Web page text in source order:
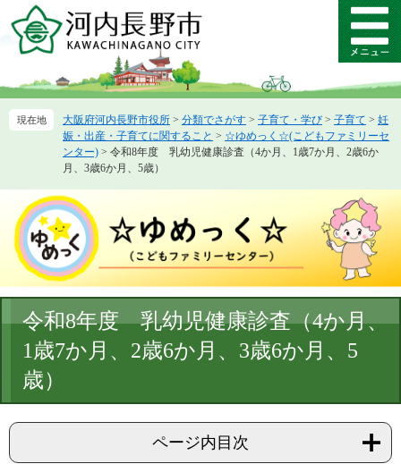
ー
先
ニ
を
メ
ニ
ー
大阪府河内長野市役所 > 分類でさがす > 子育て・学び > 子育て > 妊
娠・出産・子育てに関すること > ☆ゆめっく☆(こどもファミリーセ
ンター) > 令和8年度 乳幼児健康診査（4か月、1歳7か月、2歳6か
月、3歳6か月、5歳）
文
令和8年度 乳幼児健康診査（4か月、
1歳7か月、2歳6か月、3歳6か月、5
歳）
ページ内目次